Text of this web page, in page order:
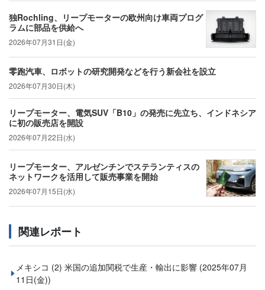
独Rochling、リープモーターの欧州向け車両プログ
ラムに部品を供給へ
2026年07月31日(金)
零跑汽車、ロボットの研究開発などを行う新会社を設立
2026年07月30日(木)
リープモーター、電気SUV「B10」の発売に先立ち、インドネシア
に初の販売店を開設
2026年07月22日(水)
リープモーター、アルゼンチンでステランティスの
ネットワークを活用して販売事業を開始
2026年07月15日(水)
関連レポート
メキシコ (2) 米国の追加関税で生産・輸出に影響 (2025年07月
11日(金))